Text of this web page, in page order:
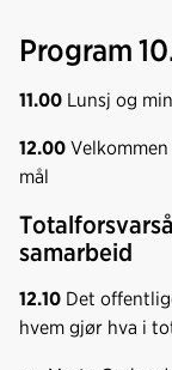
Program
11.00 Lunsj og
12.00
mål
samarbeid
12.10 Det
hvem gjør hva i